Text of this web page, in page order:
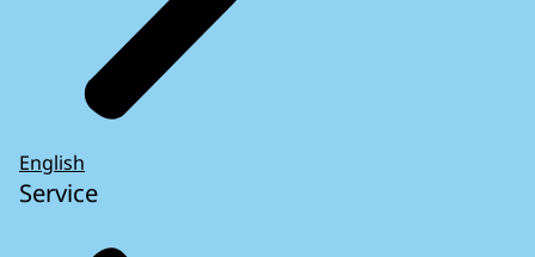
English
Service